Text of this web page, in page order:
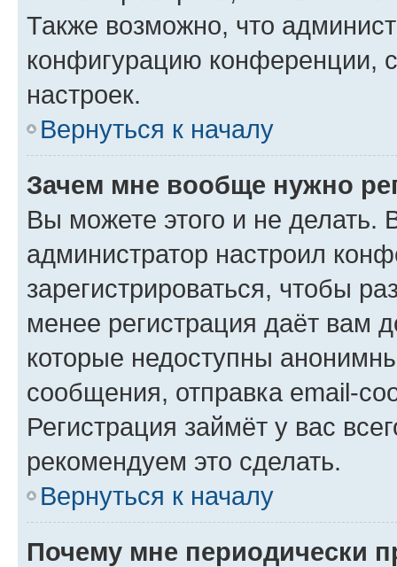
Также возможно, что
конфигурацию конференции,
настроек.
Вернуться к началу
Зачем мне вообще нужно
Вы можете этого и не делать.
администратор настроил
зарегистрироваться, чтобы
менее регистрация даёт вам
которые недоступны
сообщения, отправка email-
Регистрация займёт у вас
рекомендуем это сделать.
Вернуться к началу
Почему мне периодически